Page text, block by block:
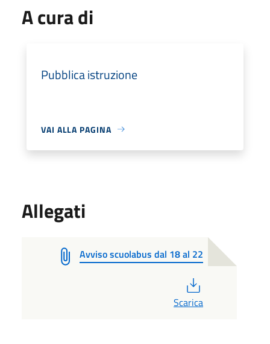
A cura di
Pubblica istruzione
VAI ALLA PAGINA
Allegati
Avviso scuolabus dal 18 al 22
Scarica